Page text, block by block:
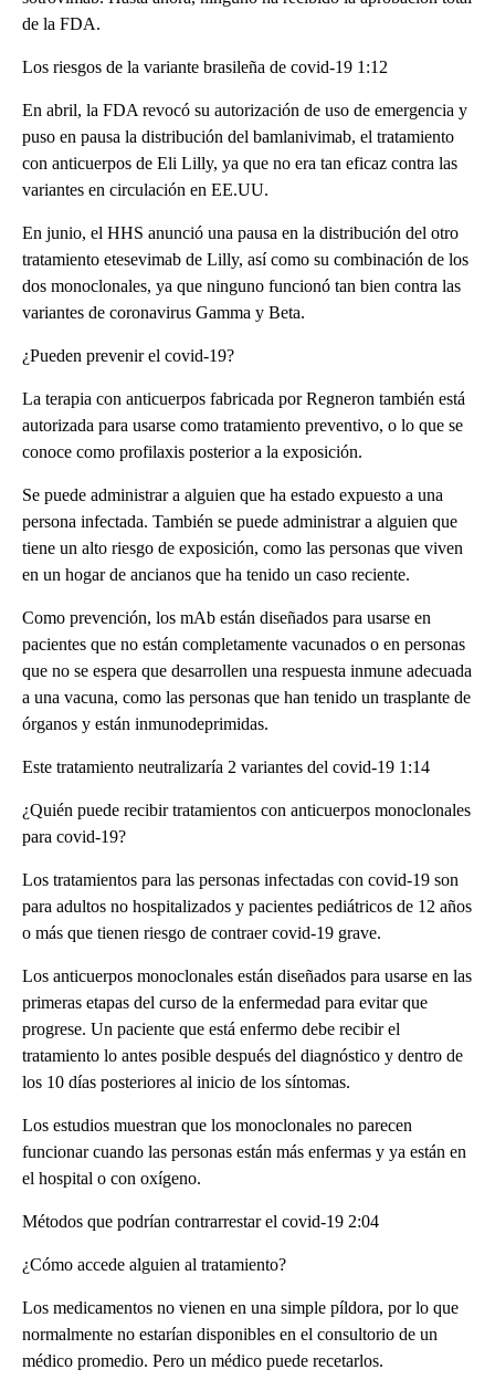
de la FDA.
Los riesgos de la variante brasileña de covid-19 1:12
En abril, la FDA revocó su autorización de uso de emergencia y
puso en pausa la distribución del bamlanivimab, el tratamiento
con anticuerpos de Eli Lilly, ya que no era tan eficaz contra las
variantes en circulación en EE.UU.
En junio, el HHS anunció una pausa en la distribución del otro
tratamiento etesevimab de Lilly, así como su combinación de los
dos monoclonales, ya que ninguno funcionó tan bien contra las
variantes de coronavirus Gamma y Beta.
¿Pueden prevenir el covid-19?
La terapia con anticuerpos fabricada por Regneron también está
autorizada para usarse como tratamiento preventivo, o lo que se
conoce como profilaxis posterior a la exposición.
Se puede administrar a alguien que ha estado expuesto a una
persona infectada. También se puede administrar a alguien que
tiene un alto riesgo de exposición, como las personas que viven
en un hogar de ancianos que ha tenido un caso reciente.
Como prevención, los mAb están diseñados para usarse en
pacientes que no están completamente vacunados o en personas
que no se espera que desarrollen una respuesta inmune adecuada
a una vacuna, como las personas que han tenido un trasplante de
órganos y están inmunodeprimidas.
Este tratamiento neutralizaría 2 variantes del covid-19 1:14
¿Quién puede recibir tratamientos con anticuerpos monoclonales
para covid-19?
Los tratamientos para las personas infectadas con covid-19 son
para adultos no hospitalizados y pacientes pediátricos de 12 años
o más que tienen riesgo de contraer covid-19 grave.
Los anticuerpos monoclonales están diseñados para usarse en las
primeras etapas del curso de la enfermedad para evitar que
progrese. Un paciente que está enfermo debe recibir el
tratamiento lo antes posible después del diagnóstico y dentro de
los 10 días posteriores al inicio de los síntomas.
Los estudios muestran que los monoclonales no parecen
funcionar cuando las personas están más enfermas y ya están en
el hospital o con oxígeno.
Métodos que podrían contrarrestar el covid-19 2:04
¿Cómo accede alguien al tratamiento?
Los medicamentos no vienen en una simple píldora, por lo que
normalmente no estarían disponibles en el consultorio de un
médico promedio. Pero un médico puede recetarlos.